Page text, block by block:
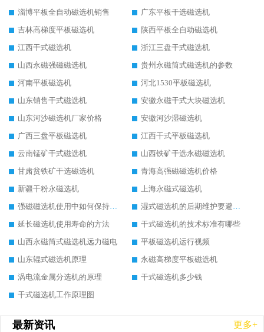
淄博平板全自动磁选机销售
广东平板干选磁选机
吉林高梯度平板磁选机
陕西平板全自动磁选机
江西干式磁选机
浙江三盘干式磁选机
山西永磁强磁磁选机
贵州永磁筒式磁选机的参数
河南平板磁选机
河北1530平板磁选机
山东销售干式磁选机
安徽永磁干式大块磁选机
山东河沙磁选机厂家价格
安徽河沙湿磁选机
广西三盘平板磁选机
江西干式平板磁选机
云南锰矿干式磁选机
山西铁矿干选永磁磁选机
甘肃贫铁矿干选磁选机
青海高强磁磁选机价格
新疆干粉永磁选机
上海永磁式磁选机
强磁磁选机使用中如何保持其顺畅运行
湿式磁选机的后期维护要避开哪些坑
延长磁选机使用寿命的方法
干式磁选机的技术标准有哪些
山西永磁筒式磁选机远力磁电
平板磁选机运行视频
山东辊式磁选机原理
永磁高梯度平板磁选机
涡电流金属分选机的原理
干式磁选机多少钱
干式磁选机工作原理图
最新资讯 更多+